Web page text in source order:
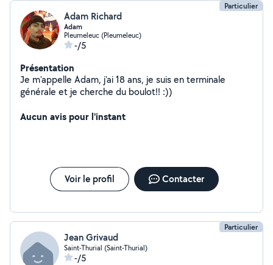
Particulier
Adam Richard
Adam
Pleumeleuc (Pleumeleuc)
-/5
Présentation
Je m'appelle Adam, j'ai 18 ans, je suis en terminale
générale et je cherche du boulot!! :))
Aucun avis pour l'instant
Voir le profil Contacter
Particulier
Jean Grivaud
Saint-Thurial (Saint-Thurial)
-/5